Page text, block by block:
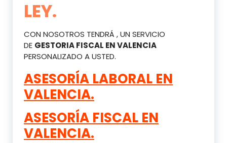
LEY.
CON NOSOTROS TENDRÁ , UN SERVICIO
DE GESTORIA FISCAL EN VALENCIA
PERSONALIZADO A USTED.
ASESORÍA LABORAL EN
VALENCIA.
ASESORÍA FISCAL EN
VALENCIA.